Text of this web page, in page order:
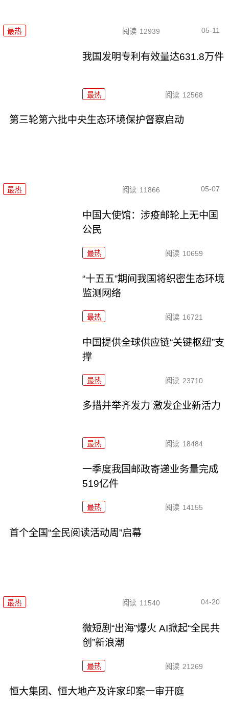
最热 阅读 12939 05-11
我国发明专利有效量达631.8万件
最热 阅读 12568
第三轮第六批中央生态环境保护督察启动
最热 阅读 11866 05-07
中国大使馆：涉疫邮轮上无中国
公民
最热 阅读 10659
“十五五”期间我国将织密生态环境
监测网络
最热 阅读 16721
中国提供全球供应链“关键枢纽”支
撑
最热 阅读 23710
多措并举齐发力 激发企业新活力
最热 阅读 18484
一季度我国邮政寄递业务量完成
519亿件
最热 阅读 14155
首个全国“全民阅读活动周”启幕
最热 阅读 11540 04-20
微短剧“出海”爆火 AI掀起“全民共
创”新浪潮
最热 阅读 21269
恒大集团、恒大地产及许家印案一审开庭